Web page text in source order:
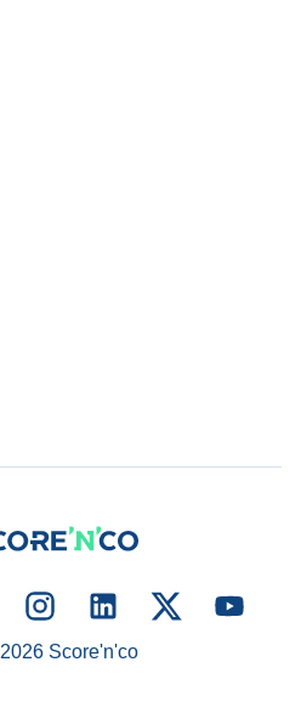
2026Score'n'co